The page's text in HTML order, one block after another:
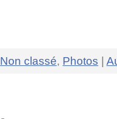
Non classé, Photos |